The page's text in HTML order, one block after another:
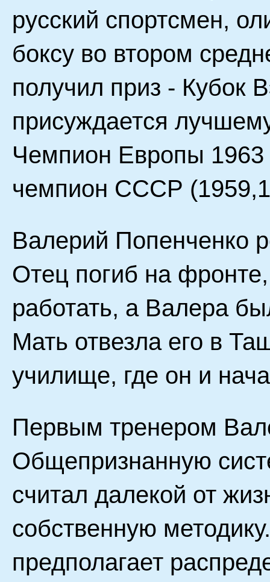
русский спортсмен,
боксу во втором
получил приз - Кубок
присуждается
Чемпион Европы 1963
чемпион СССР
Валерий Попенченко
Отец погиб на
работать, а Валера
Мать отвезла его в
училище, где он и
Первым тренером
Общепризнанную
считал далекой от
собственную
предполагает